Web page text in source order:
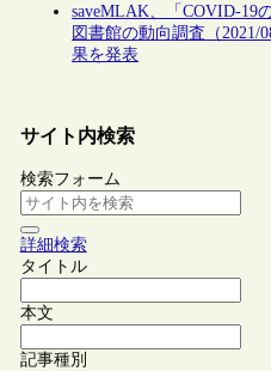
saveMLAK、「COVID-19
図書館の動向調査（2021/
果を発表
サイト内検索
検索フォーム
詳細検索
タイトル
本文
記事種別